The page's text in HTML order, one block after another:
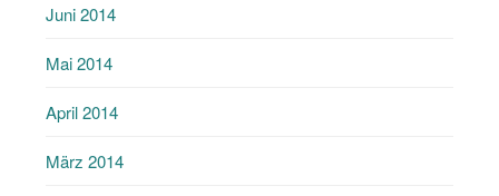
Juni 2014
Mai 2014
April 2014
März 2014